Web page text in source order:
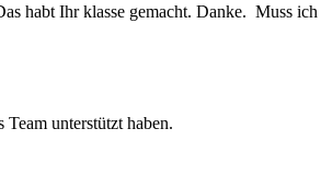
habt Ihr klasse gemacht. Danke. Muss
unterstützt haben.